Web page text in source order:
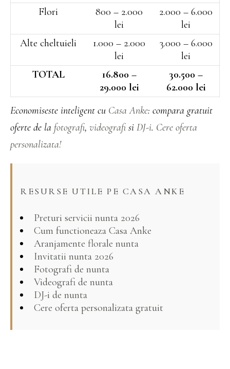
Flori
800 – 2.000
lei
2.000 – 6.000
lei
Alte cheltuieli
1.000 – 2.000
lei
3.000 – 6.000
lei
TOTAL
16.800 –
29.000 lei
30.500 –
62.000 lei
Economiseste inteligent cu Casa Anke: compara gratuit
oferte de la fotografi, videografi si DJ-i. Cere oferta
personalizata!
RESURSE UTILE PE CASA ANKE
Preturi servicii nunta 2026
Cum functioneaza Casa Anke
Aranjamente florale nunta
Invitatii nunta 2026
Fotografi de nunta
Videografi de nunta
DJ-i de nunta
Cere oferta personalizata gratuit